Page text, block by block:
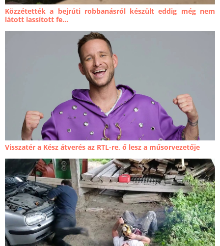
Közzétették a bejrúti robbanásról készült eddig még nem
látott lassított fe...
Visszatér a Kész átverés az RTL-re, ő lesz a műsorvezetője